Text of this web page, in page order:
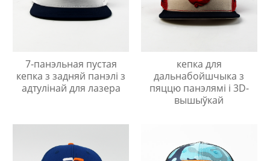
7-панэльная пустая
кепка з задняй панэлі з
адтулінай для лазера
кепка для
дальнабойшчыка з
пяццю панэлямі і 3D-
вышыўкай